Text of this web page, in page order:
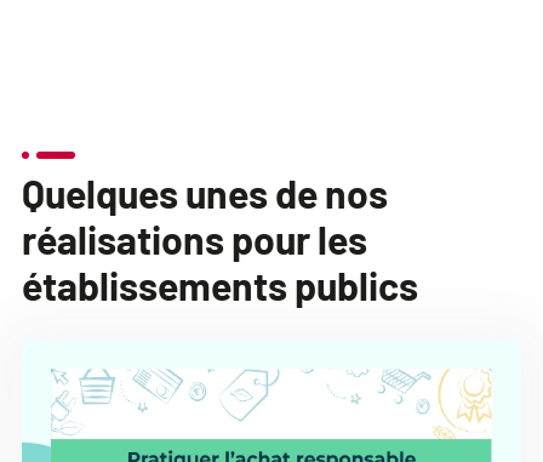
Quelques unes de nos
réalisations pour les
établissements publics